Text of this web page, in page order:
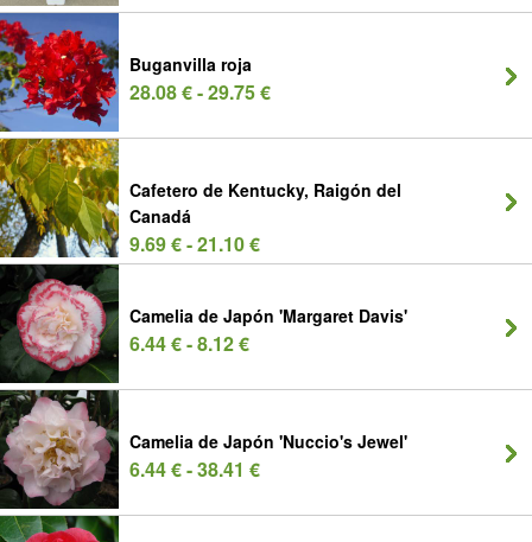
Buganvilla roja
28.08 € - 29.75 €
Cafetero de Kentucky, Raigón del
Canadá
9.69 € - 21.10 €
Camelia de Japón 'Margaret Davis'
6.44 € - 8.12 €
Camelia de Japón 'Nuccio's Jewel'
6.44 € - 38.41 €